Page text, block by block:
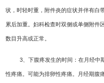
状，时轻时重，附件炎的症状并伴有白
累后加重。妇科检查时双侧或单侧附件
数目升高或正常。
3、下腹疼发生的时间：在月经中
性疼痛。可能为排卵性疼痛。月经期腹